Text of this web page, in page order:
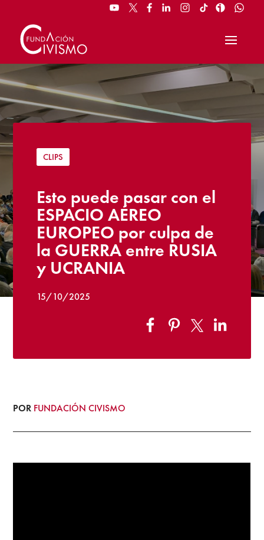
CLIPS
Esto puede pasar con el
ESPACIO AÉREO
EUROPEO por culpa de
la GUERRA entre RUSIA
y UCRANIA
15/10/2025
POR FUNDACIÓN CIVISMO